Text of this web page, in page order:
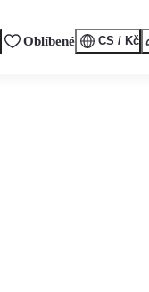
Oblíbené CS / Kč